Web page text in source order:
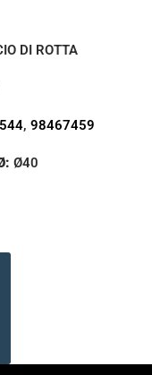
DI ROTTA
,98467459
Ø40